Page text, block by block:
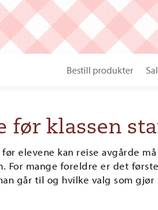
Bestill produkter
før klassen
elevene kan reise avgårde
For mange foreldre er det
går til og hvilke valg som gjør